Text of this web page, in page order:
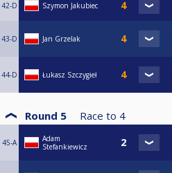
42-D Szymon Jakubiec
43-D Jan Grzelak
44-D Łukasz Szczygieł
Round 5 Race to 4
45-A
Adam
Stefankiewicz